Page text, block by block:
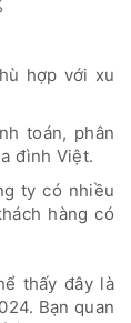
hợp với xu
toán, phân
đình Việt.
ty có nhiều
hàng có
thấy đây là
Bạn quan